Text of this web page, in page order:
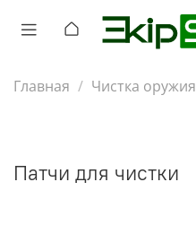
Главная Чистка оружия
Патчи для чистки